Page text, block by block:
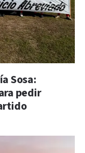
Sosa:
pedir